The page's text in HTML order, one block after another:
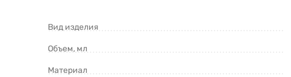
Вид изделия
Объем, мл
Материал